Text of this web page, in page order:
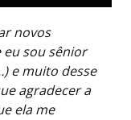
novos
sou sênior
e muito desse
agradecer a
ela me